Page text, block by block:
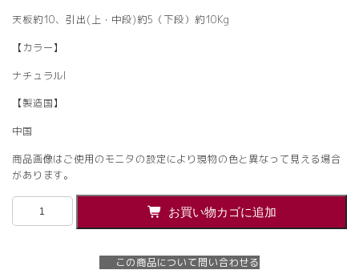
天板約10、引出(上・中段)約5（下段）約10Kg
【カラー】
ナチュラルI
【製造国】
中国
商品画像はご使用のモニタの設定により現物の色と異なって見える場合
があります。
【法
お買い物カゴに追加
この商品について問い合わせる